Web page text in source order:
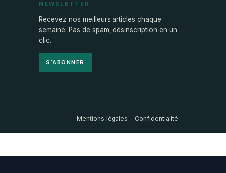
NEWSLETTER
Recevez nos meilleurs articles chaque
semaine. Pas de spam, désinscription en un
clic.
S'ABONNER
Mentions légales Confidentialité